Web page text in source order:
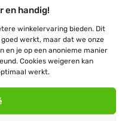
en handig!
winkelervaring bieden. Dit
werkt, maar dat we onze
en je op een anonieme manier
Cookies weigeren kan
werkt.
ons een 9,4 op basis van